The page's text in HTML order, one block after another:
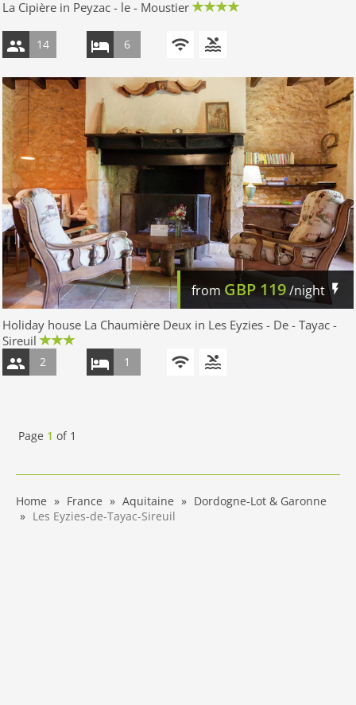
La Cipière in Peyzac - le - Moustier
14 6
fromGBP 119/night
Holiday house La Chaumière Deux in Les Eyzies - De - Tayac -
Sireuil
2 1
Page 1 of 1
Home France Aquitaine
Dordogne-Lot & Garonne
Les Eyzies-de-Tayac-Sireuil